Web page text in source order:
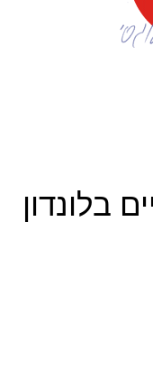
בלונדון